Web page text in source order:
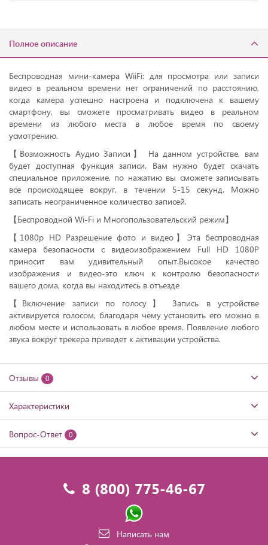
Полное описание
Беспроводная мини-камера WiiFi: для просмотра или записи
видео в реальном времени нет ограничений по расстоянию,
когда камера успешно настроена и подключена к вашему
смартфону, вы сможете просматривать видео в реальном
времени из любого места в любое время по своему
усмотрению.
【Возможность Аудио Записи】 На данном устройстве, вам
будет доступная функция записи. Вам нужно будет скачать
специальное приложение, по нажатию вы сможете записывать
все происходящее вокруг, в течении 5-15 секунд. Можно
записать неограниченное количество записей.
【Беспроводной Wi-Fi и Многопользовательский режим】
【1080p HD Разрешение фото и видео】Эта беспроводная
камера безопасности с видеоизображением Full HD 1080P
приносит вам удивительный опыт.Высокое качество
изображения и видео-это ключ к контролю безопасности
вашего дома, когда вы находитесь в отъезде
【Включение записи по голосу】 Запись в устройстве
активируется голосом, благодаря чему установить его можно в
любом месте и использовать в любое время. Появление любого
звука вокруг трекера приведет к активации устройства.
Отзывы 0
Характеристики
Вопрос-Ответ 0
8 (800) 775-46-67
Написать нам